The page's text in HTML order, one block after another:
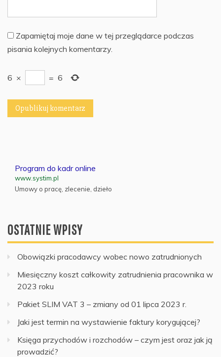
Zapamiętaj moje dane w tej przeglądarce podczas
pisania kolejnych komentarzy.
6 × = 6
Program do kadr online
www.systim.pl
Umowy o pracę, zlecenie, dzieło
OSTATNIE WPISY
Obowiązki pracodawcy wobec nowo zatrudnionych
Miesięczny koszt całkowity zatrudnienia pracownika w
2023 roku
Pakiet SLIM VAT 3 – zmiany od 01 lipca 2023 r.
Jaki jest termin na wystawienie faktury korygującej?
Księga przychodów i rozchodów – czym jest oraz jak ją
prowadzić?